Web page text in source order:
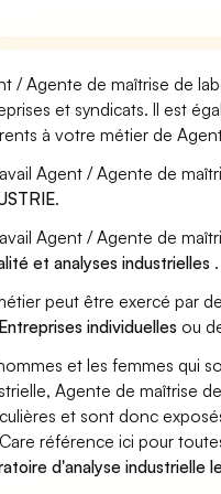
/ Agente de maîtrise de
et syndicats. Il est
à votre métier de
Agent / Agente de
.
Agent / Agente de
et analyses industrielles .
peut être exercé par
Entreprises individuelles ou
et les femmes qui
Agente de maîtrise
et sont donc
référence ici pour
d'analyse industrielle